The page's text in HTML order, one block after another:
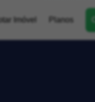
Imóvel Planos